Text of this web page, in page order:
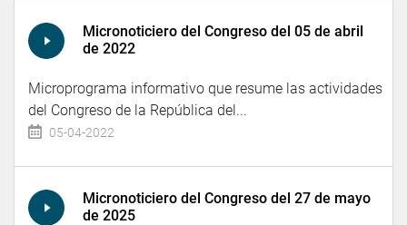
Micronoticiero del Congreso del 05 de abril
de 2022
Microprograma informativo que resume las actividades
del Congreso de la República del...
05-04-2022
Micronoticiero del Congreso del 27 de mayo
de 2025